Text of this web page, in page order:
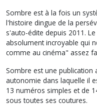
Sombre est à la fois un
l'histoire dingue de la
s'auto-édite depuis 2011.
absolument incroyable qui
comme au cinéma" assez
Sombre est une publication
autonomie dans laquelle il
13 numéros simples et de
sous toutes ses coutures.